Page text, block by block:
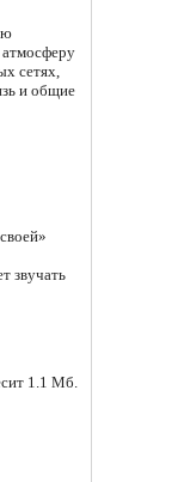
сетях,
и общие
звучать
1.1 Мб.